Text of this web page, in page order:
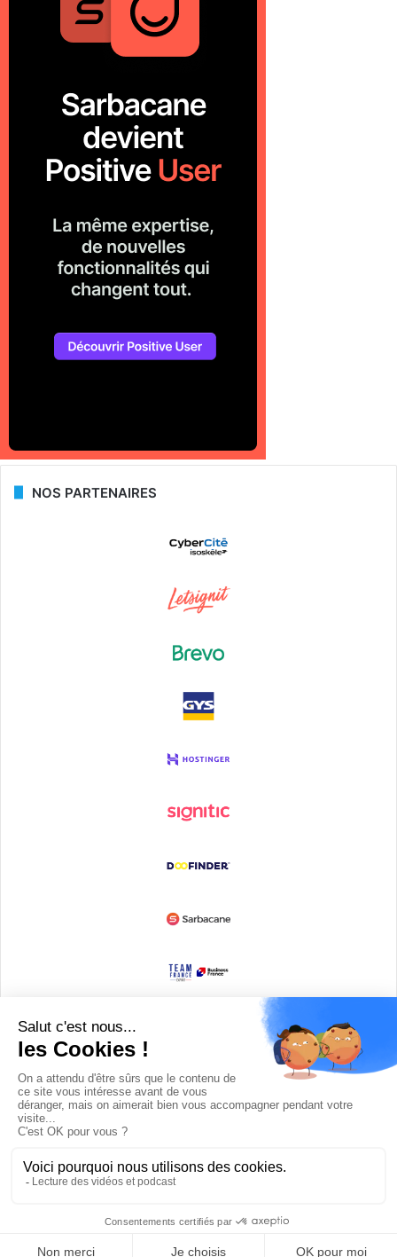
NOS PARTENAIRES
Devenir partenaire
© Copyright 2008 / 2026,DECODE MEDIA, The Innovation Media
Company.All Rights Reserved
TwitterRSS